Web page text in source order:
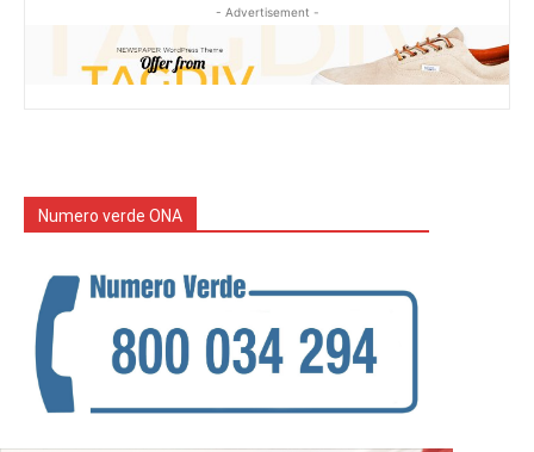
- Advertisement -
Numero verde ONA